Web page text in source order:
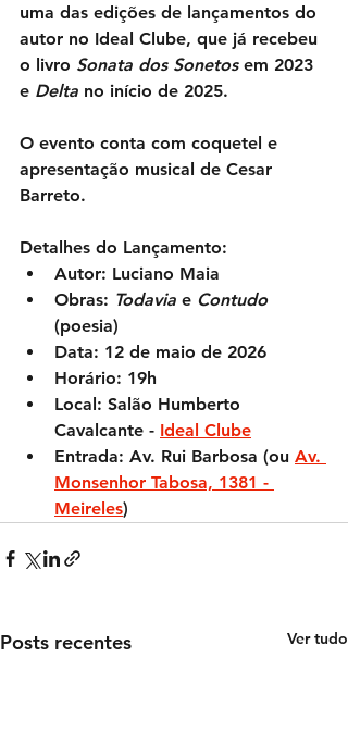
uma das edições de lançamentos do
autor no Ideal Clube, que já recebeu
o livro Sonata dos Sonetos em 2023
e Delta no início de 2025.
O evento conta com coquetel e
apresentação musical de Cesar
Barreto.
Detalhes do Lançamento:
Autor: Luciano Maia
Obras: Todavia e Contudo
(poesia)
Data: 12 de maio de 2026
Horário: 19h
Local: Salão Humberto
Cavalcante - Ideal Clube
Entrada: Av. Rui Barbosa (ou Av.
Monsenhor Tabosa, 1381 -
Meireles)
Posts recentes Ver tudo